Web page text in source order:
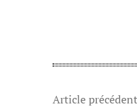
Article précédent